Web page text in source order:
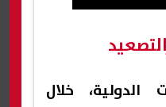
الدولية، خلال